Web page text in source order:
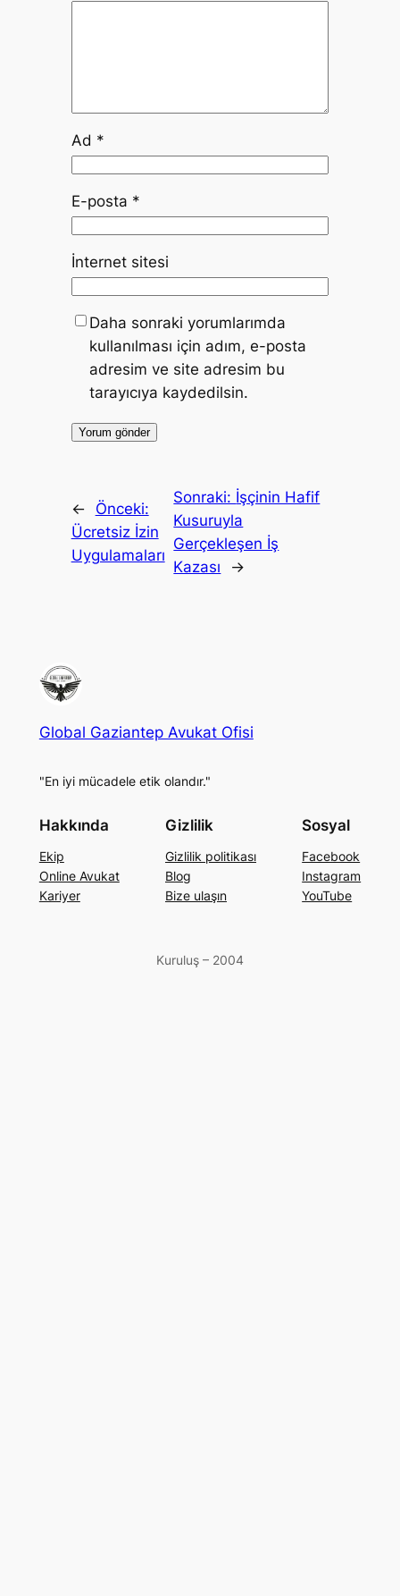
Ad *
E-posta *
İnternet sitesi
Daha sonraki yorumlarımda
kullanılması için adım, e-posta
adresim ve site adresim bu
tarayıcıya kaydedilsin.
←
Önceki:
Ücretsiz İzin
Uygulamaları
Sonraki: İşçinin Hafif
Kusuruyla
Gerçekleşen İş
Kazası
→
Global Gaziantep Avukat Ofisi
"En iyi mücadele etik olandır."
Hakkında
Ekip
Online Avukat
Kariyer
Gizlilik
Gizlilik politikası
Blog
Bize ulaşın
Sosyal
Facebook
Instagram
YouTube
Kuruluş – 2004